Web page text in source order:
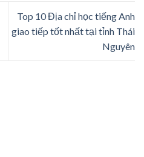
Top 10 Địa chỉ học tiếng Anh
giao tiếp tốt nhất tại tỉnh Thái
Nguyên